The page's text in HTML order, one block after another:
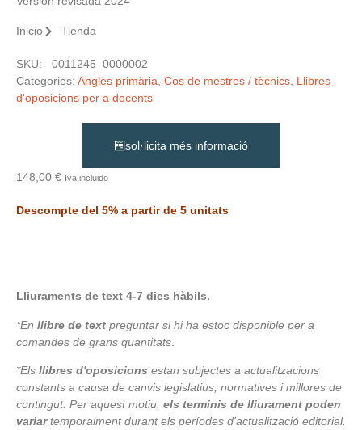
Inicio Tienda
SKU:
_0011245_0000002
Categories: Anglès primària Cos de mestres / tècnics Llibres
d'oposicions per a docents
sol·licita més informació
148,00 € Iva incluido
Descompte del 5% a partir de 5 unitats
Lliuraments de text 4-7 dies hàbils.
*En llibre de text preguntar si hi ha estoc disponible per a
comandes de grans quantitats
*Els llibres d'oposicions estan subjectes a actualitzacions
constants a causa de canvis legislatius, normatives i millores de
contingut. Per aquest motiu, els terminis de lliurament poden
variartemporalment durant els períodes d'actualització editorial.